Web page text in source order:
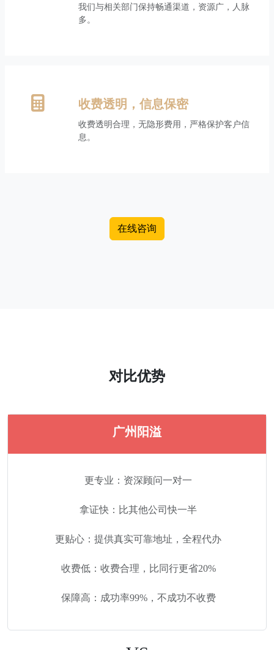
我们与相关部门保持畅通渠道，资源广，人脉
多。
收费透明，信息保密
收费透明合理，无隐形费用，严格保护客户信
息。
在线咨询
对比优势
广州阳溢
更专业：资深顾问一对一
拿证快：比其他公司快一半
更贴心：提供真实可靠地址，全程代办
收费低：收费合理，比同行更省20%
保障高：成功率99%，不成功不收费